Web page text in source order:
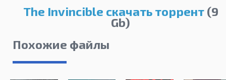
The Invincible скачать торрент(9
Gb)
Похожие файлы